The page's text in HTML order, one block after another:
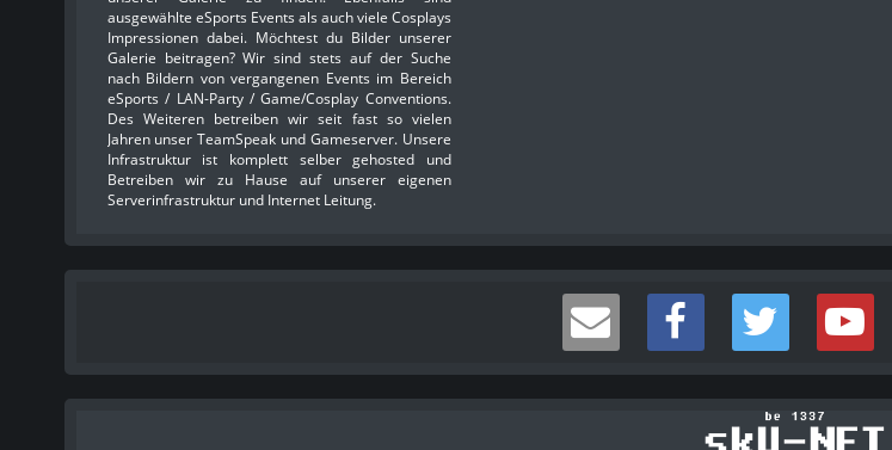
ausgewählte eSports Events als auch viele Cosplays
Impressionen dabei. Möchtest du Bilder unserer
Galerie beitragen? Wir sind stets auf der Suche
nach Bildern von vergangenen Events im Bereich
eSports / LAN-Party / Game/Cosplay Conventions.
Des Weiteren betreiben wir seit fast so vielen
Jahren unser TeamSpeak und Gameserver. Unsere
Infrastruktur ist komplett selber gehosted und
Betreiben wir zu Hause auf unserer eigenen
Serverinfrastruktur und Internet Leitung.